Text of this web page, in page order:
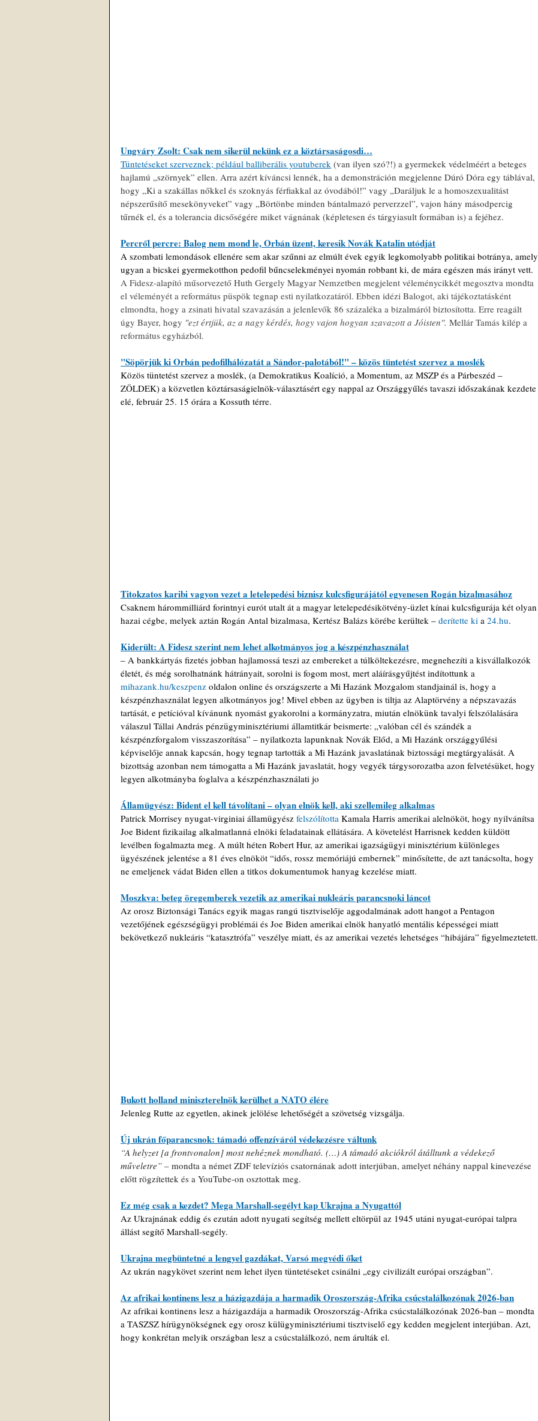
Ungváry Zsolt: Csak nem sikerül nekünk ez a köztársaságosdi…
Tüntetéseket szerveznek; például balliberális youtuberek (van ilyen szó?!) a gyermekek védelméért a beteges
hajlamú „szörnyek” ellen. Arra azért kíváncsi lennék, ha a demonstráción megjelenne Dúró Dóra egy táblával,
hogy „Ki a szakállas nőkkel és szoknyás férfiakkal az óvodából!” vagy „Daráljuk le a homoszexualitást
népszerűsítő mesekönyveket” vagy „Börtönbe minden bántalmazó perverzzel”, vajon hány másodpercig
tűrnék el, és a tolerancia dicsőségére miket vágnának (képletesen és tárgyiasult formában is) a fejéhez.
Percről percre: Balog nem mond le, Orbán üzent, keresik Novák Katalin utódját
A szombati lemondások ellenére sem akar szűnni az elmúlt évek egyik legkomolyabb politikai botránya, amely
ugyan a bicskei gyermekotthon pedofil bűncselekményei nyomán robbant ki, de mára egészen más irányt vett.
A Fidesz-alapító műsorvezető Huth Gergely Magyar Nemzetben megjelent véleménycikkét megosztva mondta
el véleményét a református püspök tegnap esti nyilatkozatáról. Ebben idézi Balogot, aki tájékoztatásként
elmondta, hogy a zsinati hivatal szavazásán a jelenlevők 86 százaléka a bizalmáról biztosította. Erre reagált
úgy Bayer, hogy "ezt értjük, az a nagy kérdés, hogy vajon hogyan szavazott a Jóisten". Mellár Tamás kilép a
református egyházból.
"Söpörjük ki Orbán pedofilhálózatát a Sándor-palotából!" – közös tüntetést szervez a moslék
Közös tüntetést szervez a moslék, (a Demokratikus Koalíció, a Momentum, az MSZP és a Párbeszéd –
ZÖLDEK) a közvetlen köztársaságielnök-választásért egy nappal az Országgyűlés tavaszi időszakának kezdete
elé, február 25. 15 órára a Kossuth térre.
Titokzatos karibi vagyon vezet a letelepedési biznisz kulcsfigurájától egyenesen Rogán bizalmasához
Csaknem hárommilliárd forintnyi eurót utalt át a magyar letelepedésikötvény-üzlet kínai kulcsfigurája két olyan
hazai cégbe, melyek aztán Rogán Antal bizalmasa, Kertész Balázs körébe kerültek – derítette ki a 24.hu.
Kiderült: A Fidesz szerint nem lehet alkotmányos jog a készpénzhasználat
– A bankkártyás fizetés jobban hajlamossá teszi az embereket a túlköltekezésre, megnehezíti a kisvállalkozók
életét, és még sorolhatnánk hátrányait, sorolni is fogom most, mert aláírásgyűjtést indítottunk a
mihazank.hu/keszpenz oldalon online és országszerte a Mi Hazánk Mozgalom standjainál is, hogy a
készpénzhasználat legyen alkotmányos jog! Mivel ebben az ügyben is tiltja az Alaptörvény a népszavazás
tartását, e petícióval kívánunk nyomást gyakorolni a kormányzatra, miután elnökünk tavalyi felszólalására
válaszul Tállai András pénzügyminisztériumi államtitkár beismerte: „valóban cél és szándék a
készpénzforgalom visszaszorítása” – nyilatkozta lapunknak Novák Előd, a Mi Hazánk országgyűlési
képviselője annak kapcsán, hogy tegnap tartották a Mi Hazánk javaslatának biztossági megtárgyalását. A
bizottság azonban nem támogatta a Mi Hazánk javaslatát, hogy vegyék tárgysorozatba azon felvetésüket, hogy
legyen alkotmányba foglalva a készpénzhasználati jo
Államügyész: Bident el kell távolítani – olyan elnök kell, aki szellemileg alkalmas
Patrick Morrisey nyugat-virginiai államügyész felszólította Kamala Harris amerikai alelnököt, hogy nyilvánítsa
Joe Bident fizikailag alkalmatlanná elnöki feladatainak ellátására. A követelést Harrisnek kedden küldött
levélben fogalmazta meg. A múlt héten Robert Hur, az amerikai igazságügyi minisztérium különleges
ügyészének jelentése a 81 éves elnököt “idős, rossz memóriájú embernek” minősítette, de azt tanácsolta, hogy
ne emeljenek vádat Biden ellen a titkos dokumentumok hanyag kezelése miatt.
Moszkva: beteg öregemberek vezetik az amerikai nukleáris parancsnoki láncot
Az orosz Biztonsági Tanács egyik magas rangú tisztviselője aggodalmának adott hangot a Pentagon
vezetőjének egészségügyi problémái és Joe Biden amerikai elnök hanyatló mentális képességei miatt
bekövetkező nukleáris “katasztrófa” veszélye miatt, és az amerikai vezetés lehetséges “hibájára” figyelmeztetett.
Bukott holland miniszterelnök kerülhet a NATO élére
Jelenleg Rutte az egyetlen, akinek jelölése lehetőségét a szövetség vizsgálja.
Új ukrán főparancsnok: támadó offenzíváról védekezésre váltunk
“A helyzet [a frontvonalon] most nehéznek mondható. (…) A támadó akciókról átálltunk a védekező
műveletre” – mondta a német ZDF televíziós csatornának adott interjúban, amelyet néhány nappal kinevezése
előtt rögzítettek és a YouTube-on osztottak meg.
Ez még csak a kezdet? Mega Marshall-segélyt kap Ukrajna a Nyugattól
Az Ukrajnának eddig és ezután adott nyugati segítség mellett eltörpül az 1945 utáni nyugat-európai talpra
állást segítő Marshall-segély.
Ukrajna megbüntetné a lengyel gazdákat, Varsó megvédi őket
Az ukrán nagykövet szerint nem lehet ilyen tüntetéseket csinálni „egy civilizált európai országban”.
Az afrikai kontinens lesz a házigazdája a harmadik Oroszország-Afrika csúcstalálkozónak 2026-ban
Az afrikai kontinens lesz a házigazdája a harmadik Oroszország-Afrika csúcstalálkozónak 2026-ban – mondta
a TASZSZ hírügynökségnek egy orosz külügyminisztériumi tisztviselő egy kedden megjelent interjúban. Azt,
hogy konkrétan melyik országban lesz a csúcstalálkozó, nem árulták el.